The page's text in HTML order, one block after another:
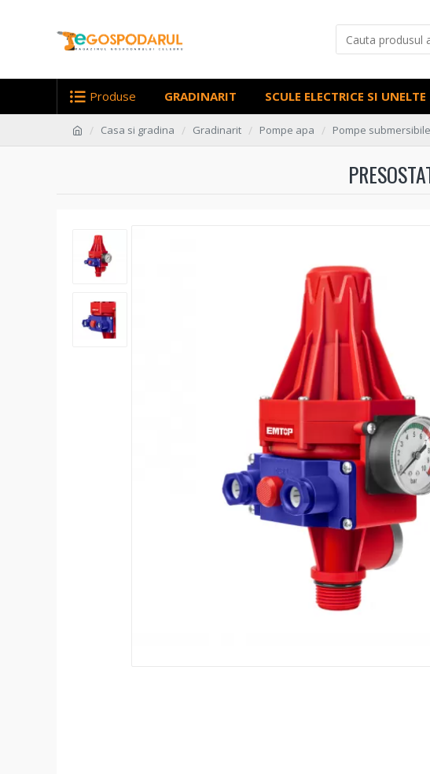
Produse GRADINARIT SCULE ELECTRICE SI UNELTE
Casa si gradina Gradinarit Pompe apa Pompe submersibile